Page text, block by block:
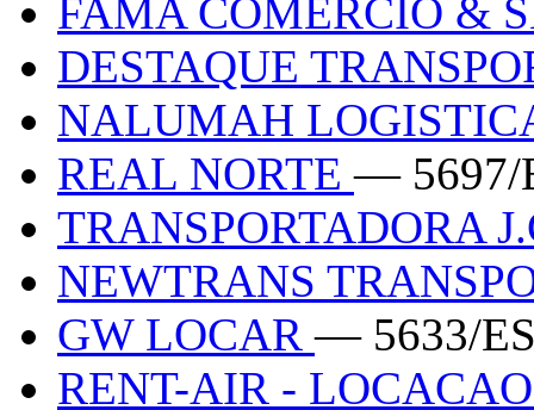
FAMA COMERCIO &
DESTAQUE
NALUMAH
REAL NORTE— 5697/
TRANSPORTADORA
NEWTRANS
GW LOCAR— 5633/
RENT-AIR -